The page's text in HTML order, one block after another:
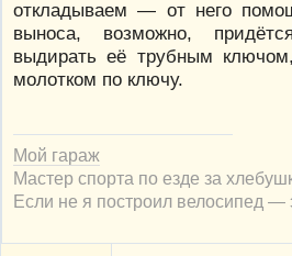
откладываем — от него
выноса, возможно,
выдирать её трубным
молотком по ключу.
Мой гараж
Мастер спорта по езде за
Если не я построил велосипед —